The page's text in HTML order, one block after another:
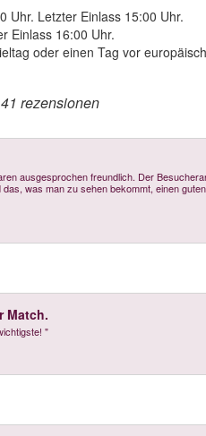
Uhr. Letzter Einlass 15:00 Uhr.
Einlass 16:00 Uhr.
oder einen Tag vor
rezensionen
ausgesprochen freundlich. Der
was man zu sehen bekommt, einen
Match.
"